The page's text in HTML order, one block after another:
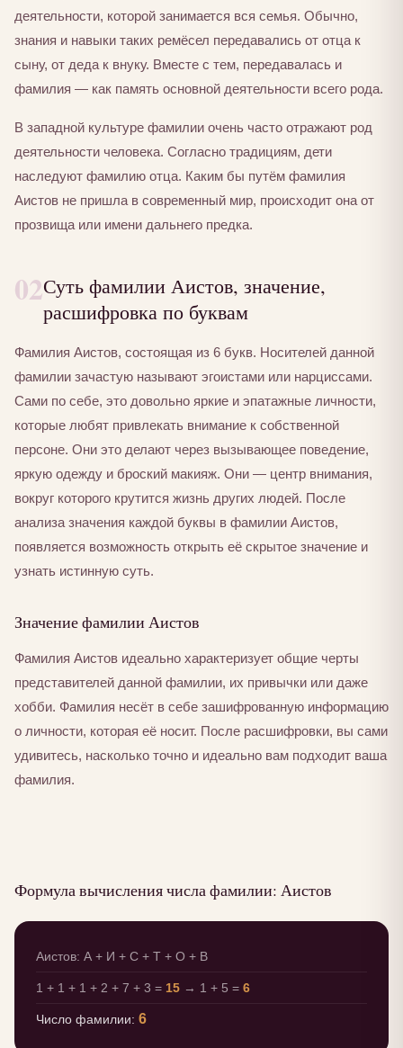
деятельности, которой занимается вся семья. Обычно,
знания и навыки таких ремёсел передавались от отца к
сыну, от деда к внуку. Вместе с тем, передавалась и
фамилия — как память основной деятельности всего рода.
В западной культуре фамилии очень часто отражают род
деятельности человека. Согласно традициям, дети
наследуют фамилию отца. Каким бы путём фамилия
Аистов не пришла в современный мир, происходит она от
прозвища или имени дальнего предка.
02Суть фамилии Аистов, значение,
расшифровка по буквам
Фамилия Аистов, состоящая из 6 букв. Носителей данной
фамилии зачастую называют эгоистами или нарциссами.
Сами по себе, это довольно яркие и эпатажные личности,
которые любят привлекать внимание к собственной
персоне. Они это делают через вызывающее поведение,
яркую одежду и броский макияж. Они — центр внимания,
вокруг которого крутится жизнь других людей. После
анализа значения каждой буквы в фамилии Аистов,
появляется возможность открыть её скрытое значение и
узнать истинную суть.
Значение фамилии Аистов
Фамилия Аистов идеально характеризует общие черты
представителей данной фамилии, их привычки или даже
хобби. Фамилия несёт в себе зашифрованную информацию
о личности, которая её носит. После расшифровки, вы сами
удивитесь, насколько точно и идеально вам подходит ваша
фамилия.
Формула вычисления числа фамилии: Аистов
Аистов: А + И + С + Т + О + В
1 + 1 + 1 + 2 + 7 + 3 = 15 → 1 + 5 = 6
Число фамилии: 6